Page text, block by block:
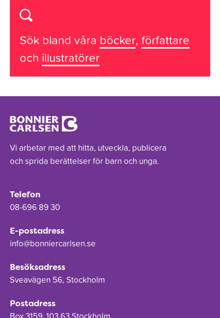
Sök bland våra böcker, författare
och illustratörer
Vi arbetar med att hitta, utveckla, publicera
och sprida berättelser för barn och unga.
Telefon
08-696 89 30
E-postadress
info@bonniercarlsen.se
Besöksadress
Sveavägen 56, Stockholm
Postadress